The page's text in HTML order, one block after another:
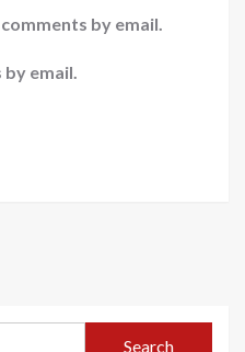
by email.
email.
Search